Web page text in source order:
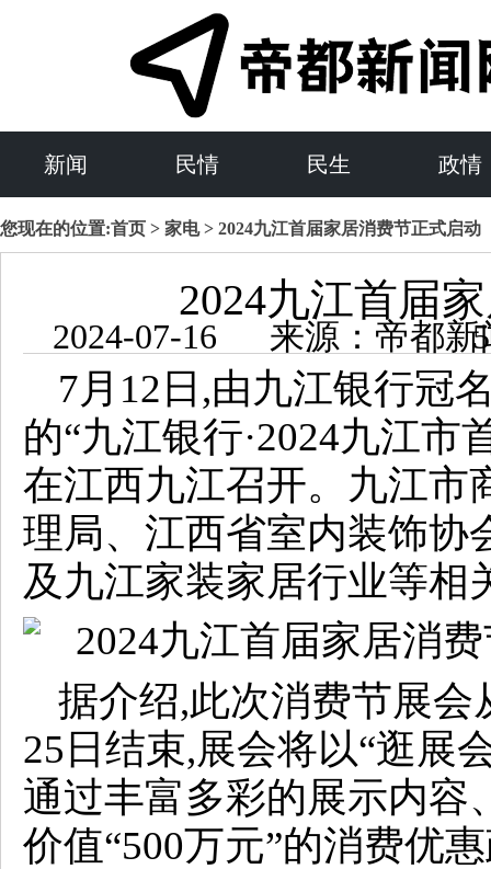
新闻 民情 民生 政情
您现在的位置:首页 > 家电> 2024九江首届家居消费节正式启动
2024九江首届
2024-07-
7月12日,由九江银行冠
的“九江银行·2024九江市
在江西九江召开。九江市
理局、江西省室内装饰协
及九江家装家居行业等相
据介绍,此次消费节展会
25日结束,展会将以“逛展
通过丰富多彩的展示内容
价值“500万元”的消费优